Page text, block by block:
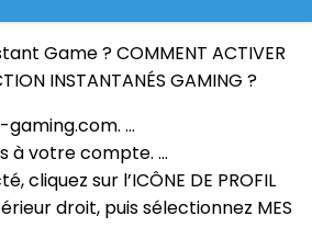
Game ? COMMENT ACTIVER
INSTANTANÉS GAMING ?
…
à votre compte. …
cliquez sur l’ICÔNE DE PROFIL
droit, puis sélectionnez MES